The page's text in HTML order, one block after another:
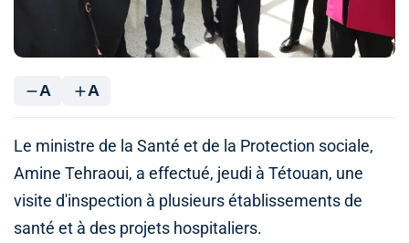
A A
Le ministre de la Santé et de la Protection sociale,
Amine Tehraoui, a effectué, jeudi à Tétouan, une
visite d'inspection à plusieurs établissements de
santé et à des projets hospitaliers.